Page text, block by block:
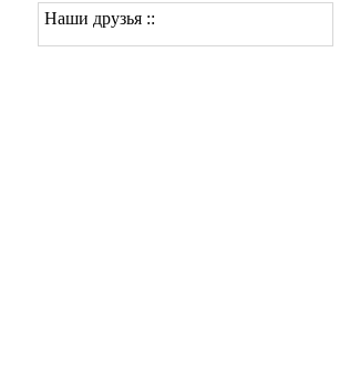
Наши друзья ::